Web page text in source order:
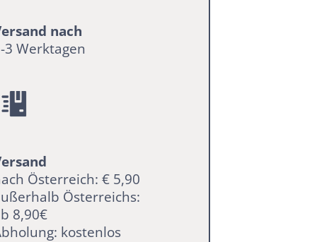
nach
3 Werktagen
Österreich: € 5,90
Österreichs:
8,90€
kostenlos